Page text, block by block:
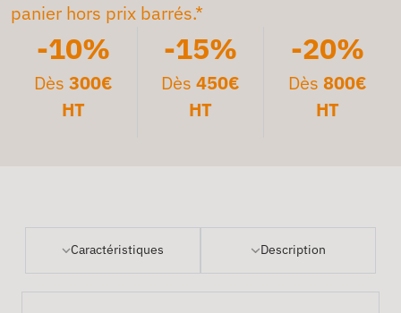
panier hors prix barrés.*
-10%
Dès300€
HT
-15%
Dès 450€
HT
-20%
Dès 800€
HT
Caractéristiques Description